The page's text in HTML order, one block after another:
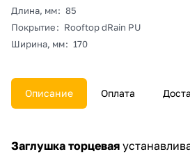
Длина, мм: 85
Покрытие: Rooftop dRain PU
Ширина, мм: 170
Описание Оплата
Заглушка торцевая